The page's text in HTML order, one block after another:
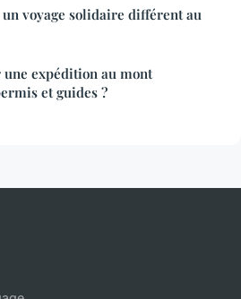
un voyage solidaire différent au
expédition au mont
et guides ?